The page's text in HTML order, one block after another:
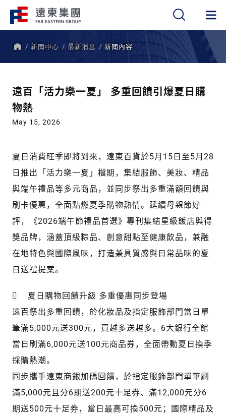
新聞中心 最新消息 新聞內容
遠百「活力樂一夏」 多重回饋引爆夏日購
物熱
May 15, 2026
夏日消費旺季即將到來，遠東百貨於5月15日至5月28
日推出「活力樂一夏」檔期，集結服飾、美妝、精品
與端午禮品等多元商品，並同步祭出多重滿額回饋與
刷卡優惠，全面點燃夏季購物熱情。延續母親節好
評，《2026端午節禮品首選》專刊集結星級飯店與得
獎品牌，涵蓋頂級粽品、創意甜點至健康飲品，兼融
在地特色與國際風味，打造兼具質感與日常品味的夏
日送禮提案。
 夏日購物回饋升級 多重優惠同步登場
遠百祭出多重回饋，於化妝品及指定服飾部門當日單
筆滿5,000元送300元，買越多送越多。6大銀行全館
當日刷滿6,000元送100元商品券，全面帶動夏日換季
採購熱潮。
同步攜手遠東商銀加碼回饋，於指定服飾部門單筆刷
滿5,000元且分6期送200元十足券、滿12,000元分6
期送500元十足券，當日最高可換500元；國際精品及